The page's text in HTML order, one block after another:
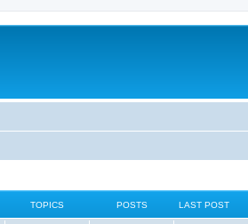
TOPICS POSTS LAST POST